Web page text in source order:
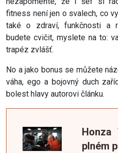
fitness není jen o svalech, co
také o zdraví, funkčnosti a
budete cvičit, myslete na to:
trapéz zvlášť.
No a jako bonus se můžete
váha, ego a bojovný duch
bolest hlavy autorovi článku.
plném